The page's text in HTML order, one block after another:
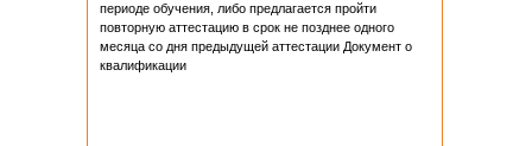
периоде обучения, либо предлагается пройти
повторную аттестацию в срок не позднее одного
месяца со дня предыдущей аттестации Документ о
квалификации